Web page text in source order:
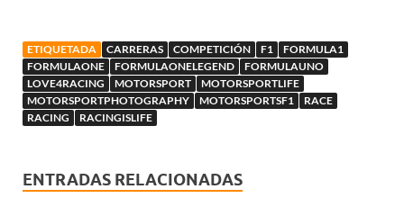
ETIQUETADA CARRERAS COMPETICIÓN F1
FORMULA1
FORMULAONE
FORMULAONELEGEND
FORMULAUNO
LOVE4RACING
MOTORSPORT
MOTORSPORTLIFE
MOTORSPORTPHOTOGRAPHY
MOTORSPORTSF1
RACE
RACING
RACINGISLIFE
ENTRADAS RELACIONADAS